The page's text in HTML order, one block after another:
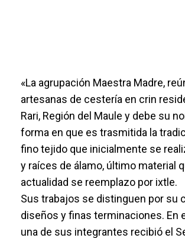
«La agrupación Maestra Madre,
artesanas de cestería en crin
Rari, Región del Maule y debe su
forma en que es trasmitida la
fino tejido que inicialmente se
y raíces de álamo, último material
actualidad se reemplazo por ixtle.
Sus trabajos se distinguen por su
diseños y finas terminaciones. En
una de sus integrantes recibió el